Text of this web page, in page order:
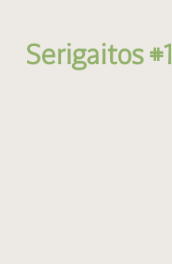
Serigaitos #1